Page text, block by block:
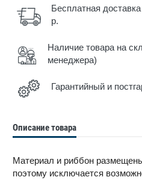
Бесплатная
р.
Наличие товара на
менеджера)
Гарантийный и
Описание товара
Материал и риббон
поэтому исключается